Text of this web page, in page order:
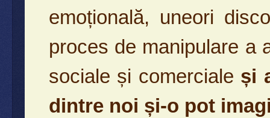
emoțională, uneori
proces de manipulare a
sociale și comerciale și
dintre noi și-o pot